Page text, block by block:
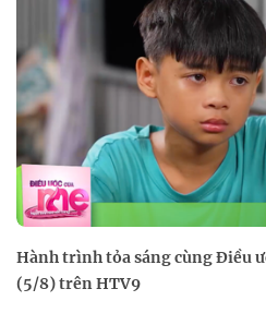
Hành trình tỏa sáng cùng Điều
(5/8) trên HTV9